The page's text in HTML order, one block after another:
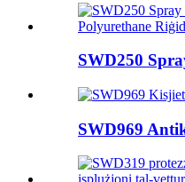
SWD250
SWD969